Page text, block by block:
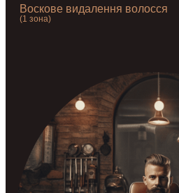
Воскове видалення волосся
(1 зона)